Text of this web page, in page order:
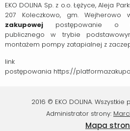
EKO DOLINA Sp. z o.o. Łężyce, Aleja
207 Koleczkowo, gm. Wejherowo
zakupowej postępowanie o
publicznego w trybie
montażem pompy zatapialnej z
link
postępowania https://
2016 © EKO DOLINA.
Administrator strony:
Mapa